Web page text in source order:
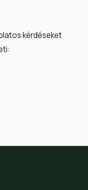
kérdéseket